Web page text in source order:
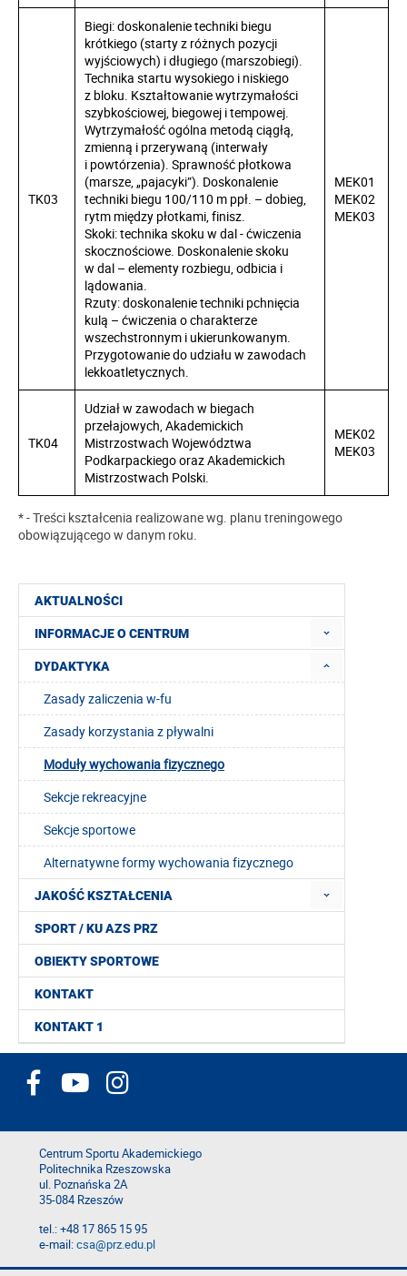
AKTUALNOŚCI
INFORMACJE O CENTRUM
DYDAKTYKA
Zasady zaliczenia w-fu
Zasady korzystania z pływalni
Moduły wychowania fizycznego
Sekcje rekreacyjne
Sekcje sportowe
Alternatywne formy wychowania fizycznego
JAKOŚĆ KSZTAŁCENIA
SPORT / KU AZS PRZ
OBIEKTY SPORTOWE
KONTAKT
KONTAKT 1
TK03
Biegi: doskonalenie techniki biegu
krótkiego (starty z różnych pozycji
wyjściowych) i długiego (marszobiegi).
Technika startu wysokiego i niskiego
z bloku. Kształtowanie wytrzymałości
szybkościowej, biegowej i tempowej.
Wytrzymałość ogólna metodą ciągłą,
zmienną i przerywaną (interwały
i powtórzenia). Sprawność płotkowa
(marsze, „pajacyki”). Doskonalenie
techniki biegu 100/110 m ppł. – dobieg,
rytm między płotkami, finisz.
Skoki: technika skoku w dal - ćwiczenia
skocznościowe. Doskonalenie skoku
w dal – elementy rozbiegu, odbicia i
lądowania.
Rzuty: doskonalenie techniki pchnięcia
kulą – ćwiczenia o charakterze
wszechstronnym i ukierunkowanym.
Przygotowanie do udziału w zawodach
lekkoatletycznych.
MEK01
MEK02
MEK03
TK04
Udział w zawodach w biegach
przełajowych, Akademickich
Mistrzostwach Województwa
Podkarpackiego oraz Akademickich
Mistrzostwach Polski.
MEK02
MEK03
* - Treści kształcenia realizowane wg. planu treningowego
obowiązującego w danym roku.
Centrum Sportu Akademickiego
Politechnika Rzeszowska
ul. Poznańska 2A
35-084 Rzeszów
tel.: +48 17 865 15 95
e-mail:csa@prz.edu.pl